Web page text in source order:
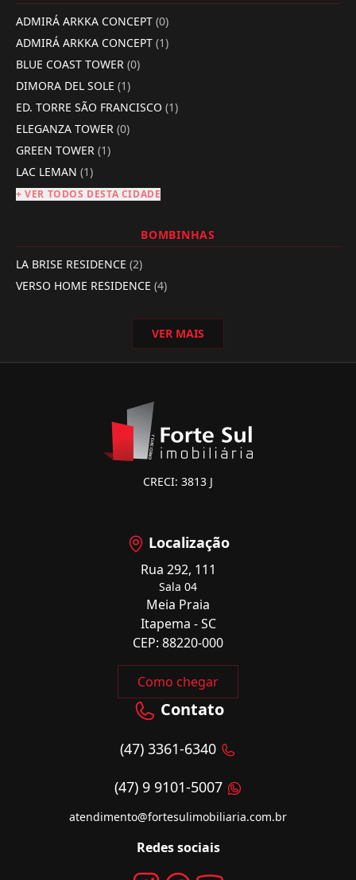
ADMIRÁ ARKKA CONCEPT (0)
ADMIRÁ ARKKA CONCEPT (1)
BLUE COAST TOWER (0)
DIMORA DEL SOLE (1)
ED. TORRE SÃO FRANCISCO (1)
ELEGANZA TOWER (0)
GREEN TOWER (1)
LAC LEMAN (1)
+ VER TODOS DESTA CIDADE
BOMBINHAS
LA BRISE RESIDENCE (2)
VERSO HOME RESIDENCE (4)
VER MAIS
CRECI: 3813 J
Localização
Rua 292, 111
Sala 04
Meia Praia
Itapema - SC
CEP: 88220-000
Como chegar
Contato
(47) 3361-6340
(47) 9 9101-5007
atendimento@fortesulimobiliaria.com.br
Redes sociais